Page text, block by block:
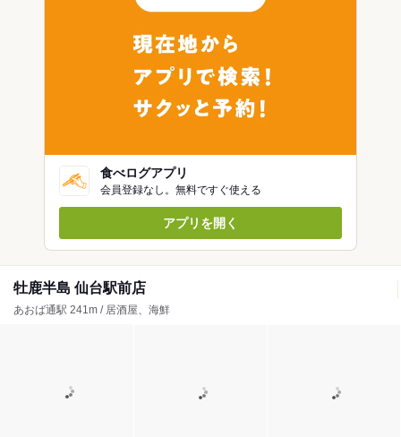
食べログアプリ
会員登録なし。無料ですぐ使える
アプリを開く
牡鹿半島 仙台駅前店
あおば通駅 241m / 居酒屋、海鮮